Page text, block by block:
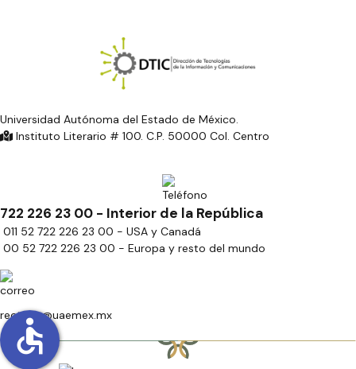
Universidad Autónoma del Estado de México.
Instituto Literario # 100. C.P. 50000 Col. Centro
722 226 23 00 - Interior de la República
011 52 722 226 23 00 - USA y Canadá
00 52 722 226 23 00 - Europa y resto del mundo
rectoria@uaemex.mx
accessible